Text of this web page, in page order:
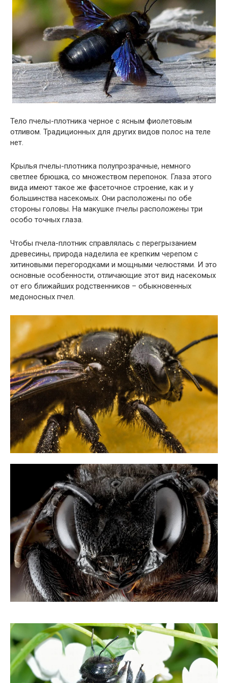
Тело пчелы-плотника черное с ясным фиолетовым
отливом. Традиционных для других видов полос на теле
нет.
Крылья пчелы-плотника полупрозрачные, немного
светлее брюшка, со множеством перепонок. Глаза этого
вида имеют такое же фасеточное строение, как и у
большинства насекомых. Они расположены по обе
стороны головы. На макушке пчелы расположены три
особо точных глаза.
Чтобы пчела-плотник справлялась с перегрызанием
древесины, природа наделила ее крепким черепом с
хитиновыми перегородками и мощными челюстями. И это
основные особенности, отличающие этот вид насекомых
от его ближайших родственников – обыкновенных
медоносных пчел.